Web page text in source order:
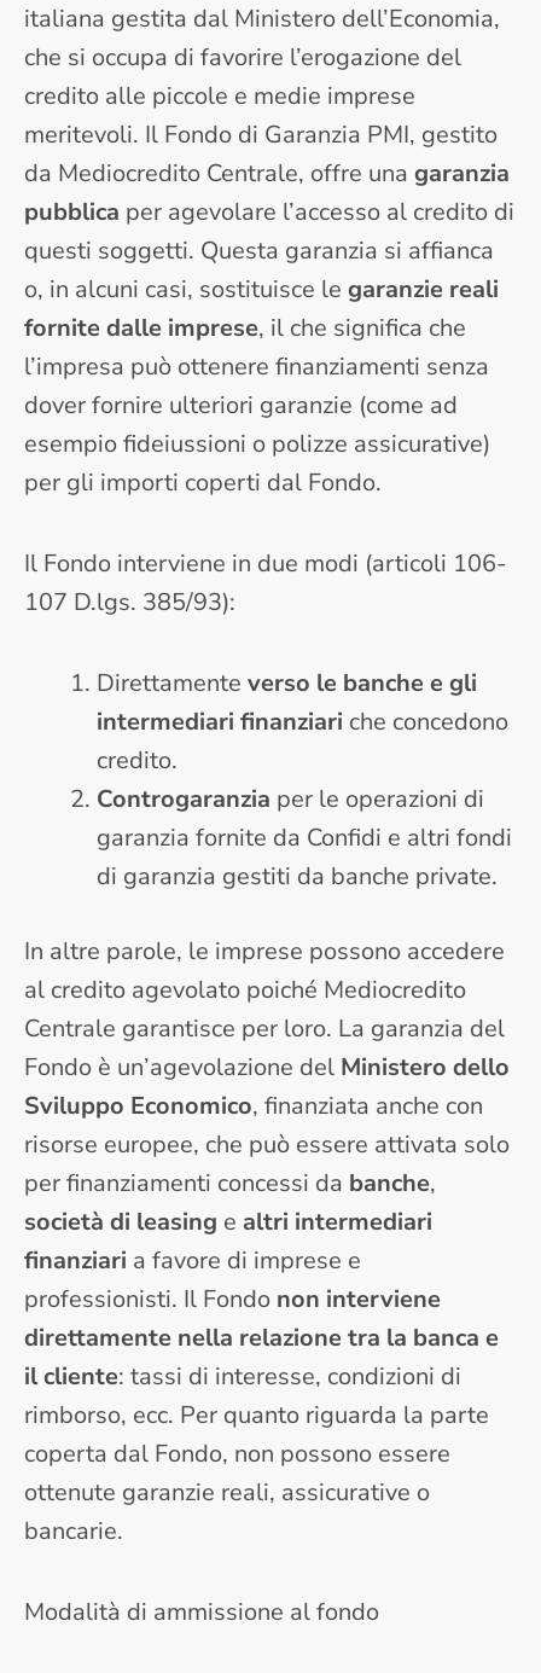
italiana gestita dal Ministero dell’Economia,
che si occupa di favorire l’erogazione del
credito alle piccole e medie imprese
meritevoli. Il Fondo di Garanzia PMI, gestito
da Mediocredito Centrale, offre una garanzia
pubblica per agevolare l’accesso al credito di
questi soggetti. Questa garanzia si affianca
o, in alcuni casi, sostituisce le garanzie reali
fornite dalle imprese, il che significa che
l’impresa può ottenere finanziamenti senza
dover fornire ulteriori garanzie (come ad
esempio fideiussioni o polizze assicurative)
per gli importi coperti dal Fondo.
Il Fondo interviene in due modi (articoli 106-
107 D.lgs. 385/93):
Direttamente verso le banche e gli
intermediari finanziari che concedono
credito.
Controgaranzia per le operazioni di
garanzia fornite da Confidi e altri fondi
di garanzia gestiti da banche private.
In altre parole, le imprese possono accedere
al credito agevolato poiché Mediocredito
Centrale garantisce per loro. La garanzia del
Fondo è un’agevolazione del Ministero dello
Sviluppo Economico, finanziata anche con
risorse europee, che può essere attivata solo
per finanziamenti concessi da banche,
società di leasing e altri intermediari
finanziari a favore di imprese e
professionisti. Il Fondo non interviene
direttamente nella relazione tra la banca e
il cliente: tassi di interesse, condizioni di
rimborso, ecc. Per quanto riguarda la parte
coperta dal Fondo, non possono essere
ottenute garanzie reali, assicurative o
bancarie.
Modalità di ammissione al fondo